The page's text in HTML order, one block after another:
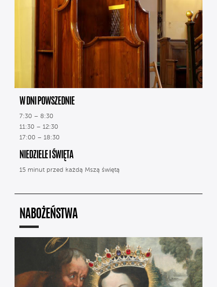
W DNI POWSZEDNIE
7:30 – 8:30
11:30 – 12:30
17:00 – 18:30
NIEDZIELE I ŚWIĘTA
15 minut przed każdą Mszą świętą
NABOŻEŃSTWA